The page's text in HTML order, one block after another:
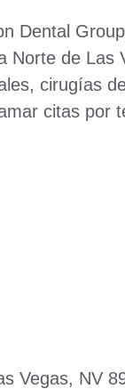
Dental
de
cirugías
citas
Vegas, NV